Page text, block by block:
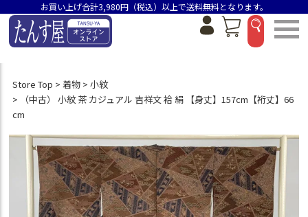
お買い上げ合計3,980円（税込）以上で送料無料となります。
Store Top 着物
小紋
（中古） 小紋 茶 カジュアル 吉祥文 袷 絹 【身丈】157cm【裄丈】66
cm